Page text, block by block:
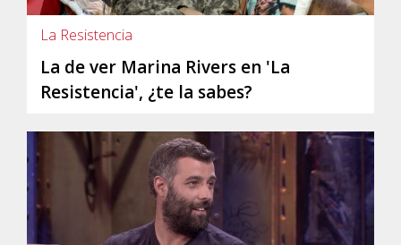
La Resistencia
La de ver Marina Rivers en 'La
Resistencia', ¿te la sabes?